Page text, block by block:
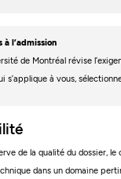
l’admission
de Montréal révise
s’applique à vous,
de la qualité du dossier,
dans un domaine